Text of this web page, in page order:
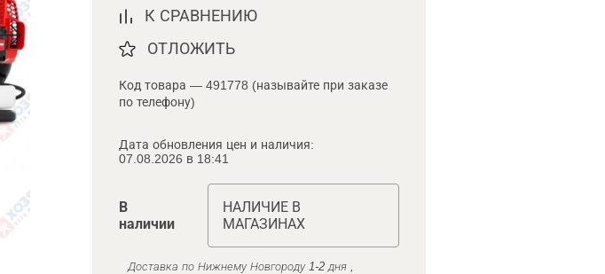
К СРАВНЕНИЮ
ОТЛОЖИТЬ
Код товара — 491778 (называйте при заказе
по телефону)
Дата обновления цен и наличия:
07.08.2026 в 18:41
В
наличии
НАЛИЧИЕ В
МАГАЗИНАХ
Доставка по Нижнему Новгороду 1-2 дня ,